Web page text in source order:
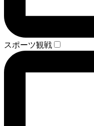
スポーツ観戦